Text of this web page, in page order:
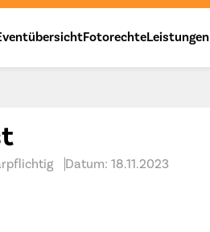
FotorechteLeistungen
Datum: 18.11.2023